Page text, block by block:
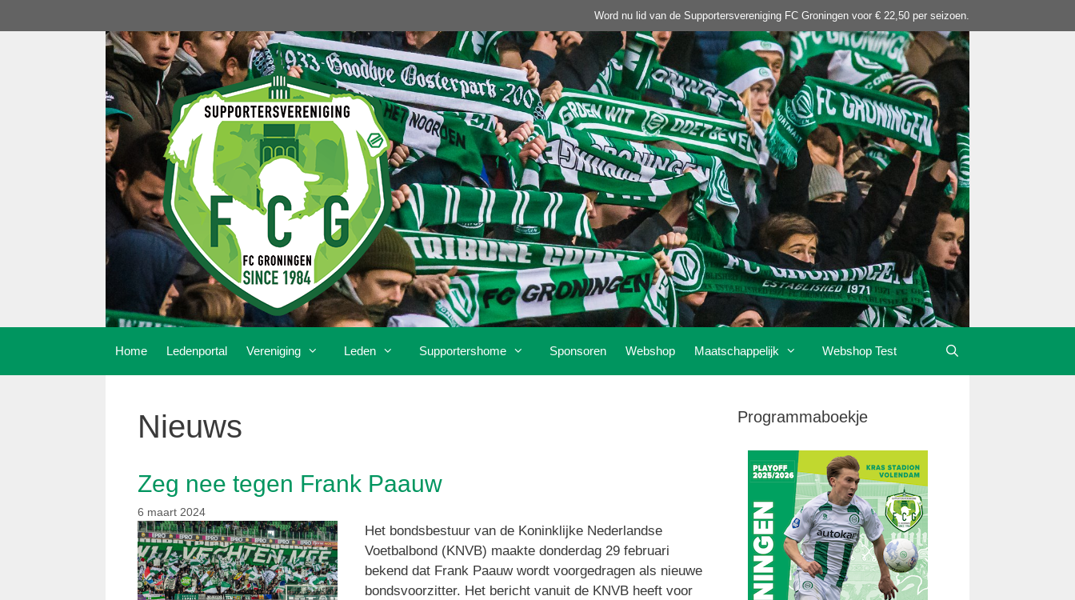
naar
Word nu lid van de Supportersvereniging FC Groningen voor € 22,50 per seizoen.
Home Ledenportal Vereniging Leden Supportershome Sponsoren Webshop Maatschappelijk Webshop Test
Nieuws
Zeg nee tegen Frank Paauw
6 maart 2024
Het bondsbestuur van de Koninklijke Nederlandse
Voetbalbond (KNVB) maakte donderdag 29 februari
bekend dat Frank Paauw wordt voorgedragen als nieuwe
bondsvoorzitter. Het bericht vanuit de KNVB heeft voor
Programmaboekje